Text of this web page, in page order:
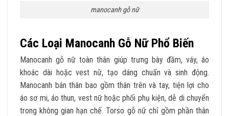
manocanh gỗ nữ
Các Loại Manocanh Gỗ Nữ Phổ Biến
Manocanh gỗ nữ toàn thân giúp trưng bày đầm, váy, áo
khoác dài hoặc vest nữ, tạo dáng chuẩn và sinh động.
Manocanh bán thân bao gồm thân trên và tay, tiện lợi cho
áo sơ mi, áo thun, vest nữ hoặc phối phụ kiện, dễ di chuyển
trong không gian hạn chế. Torso gỗ nữ chỉ gồm phần thân